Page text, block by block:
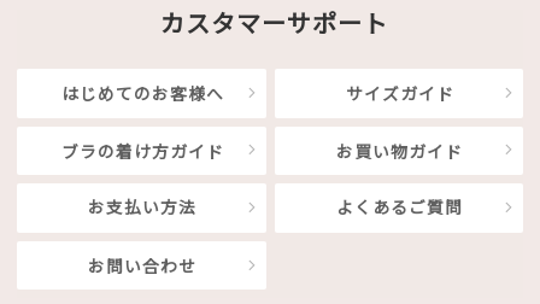
カスタマーサポート
はじめてのお客様へ サイズガイド
ブラの着け方ガイド お買い物ガイド
お支払い方法 よくあるご質問
お問い合わせ